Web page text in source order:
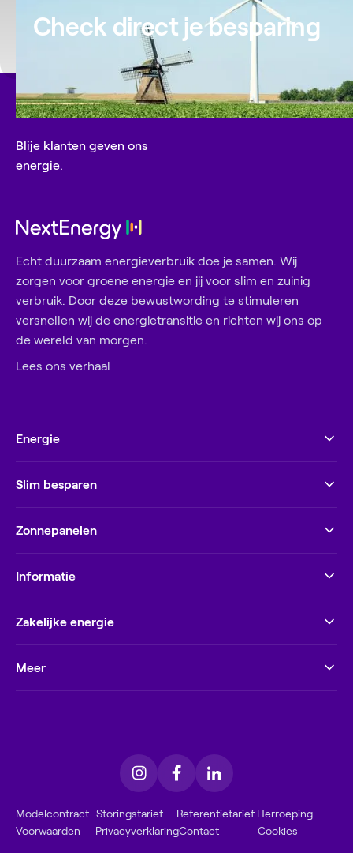
Check direct je besparing
Blije klanten geven ons
energie.
Echt duurzaam energieverbruik doe je samen. Wij
zorgen voor groene energie en jij voor slim en zuinig
verbruik. Door deze bewustwording te stimuleren
versnellen wij de energietransitie en richten wij ons op
de wereld van morgen.
Lees ons verhaal
Energie
Slim besparen
Zonnepanelen
Informatie
Zakelijke energie
Meer
Modelcontract Storingstarief Referentietarief Herroeping
Voorwaarden
PrivacyverklaringContact Cookies